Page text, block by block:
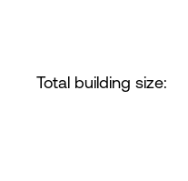
Total building size: